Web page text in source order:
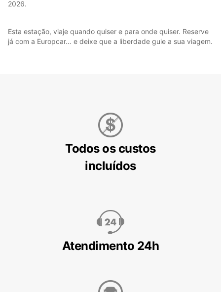
2026.
Esta estação, viaje quando quiser e para onde quiser. Reserve
já com a Europcar… e deixe que a liberdade guie a sua viagem.
Todos os custos
incluídos
Atendimento 24h